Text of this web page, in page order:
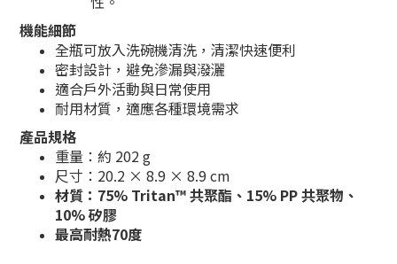
機能細節
全瓶可放入洗碗機清洗，清潔快速便利
密封設計，避免滲漏與潑灑
適合戶外活動與日常使用
耐用材質，適應各種環境需求
產品規格
重量：約 202 g
尺寸：20.2 × 8.9 × 8.9 cm
材質：75% Tritan™ 共聚酯、15% PP 共聚物、
10% 矽膠
最高耐熱70度